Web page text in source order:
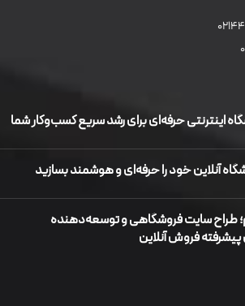
اینترنتی حرفه‌ای برای رشد سریع کسب‌وکار شما
آنلاین خود را حرفه‌ای و هوشمند بسازید
طراح سایت فروشگاهی و توسعه‌دهنده
فروش آنلاین